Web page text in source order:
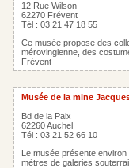
12 Rue Wilson
62270 Frévent
Tél : 03 21 47 18 55
Ce musée propose des
mérovingienne, des
Frévent
Musée de la mine
Bd de la Paix
62260 Auchel
Tél : 03 21 52 66 10
Le musée présente
mètres de galeries